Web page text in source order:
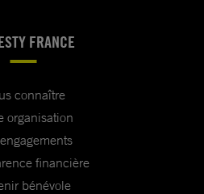
FRANCE
connaître
organisation
financière
bénévole